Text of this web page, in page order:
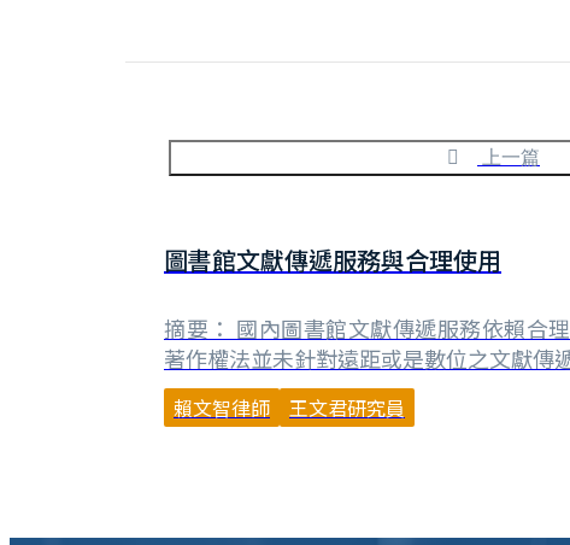
上一篇
圖書館文獻傳遞服務與合理使用
摘要： 國內圖書館文獻傳遞服務依賴合
著作權法並未針對遠距或是數位之文獻傳
國家圖書館之遠距圖書服務系統或眾多圖
遞服務系統，均面臨相當大之著作權風險
賴文智律師 王文君研究員